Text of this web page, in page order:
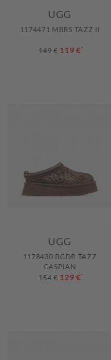
UGG
1174471 MBRS TAZZ II
149 € 119 €*
UGG
1178430 BCDR TAZZ
CASPIAN
154 € 129 €*